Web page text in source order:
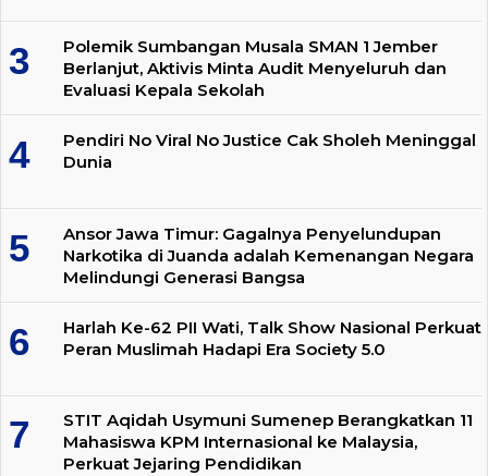
Polemik Sumbangan Musala SMAN 1 Jember
Berlanjut, Aktivis Minta Audit Menyeluruh dan
Evaluasi Kepala Sekolah
Pendiri No Viral No Justice Cak Sholeh Meninggal
Dunia
Ansor Jawa Timur: Gagalnya Penyelundupan
Narkotika di Juanda adalah Kemenangan Negara
Melindungi Generasi Bangsa
Harlah Ke-62 PII Wati, Talk Show Nasional Perkuat
Peran Muslimah Hadapi Era Society 5.0
STIT Aqidah Usymuni Sumenep Berangkatkan 11
Mahasiswa KPM Internasional ke Malaysia,
Perkuat Jejaring Pendidikan